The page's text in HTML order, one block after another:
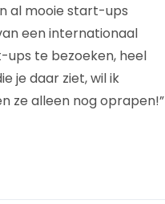
al mooie start-ups
een internationaal
ups te bezoeken, heel
je daar ziet, wil ik
ze alleen nog oprapen!”